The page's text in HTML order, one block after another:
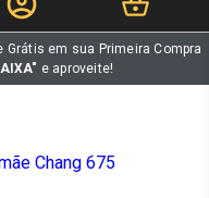
Grátis em sua Primeira Compra
e aproveite!